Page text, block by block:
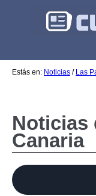
Estás en: Noticias / Las
Noticias
Canaria